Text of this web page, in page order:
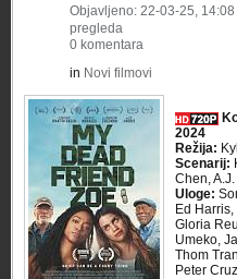
Objavljeno: 22-03-25, 14:08
pregleda
0 komentara
in Novi filmovi
2024
Režija:
Scenarij:
Chen,
Uloge:
Ed
Gloria
Umeko,
Thom
Peter